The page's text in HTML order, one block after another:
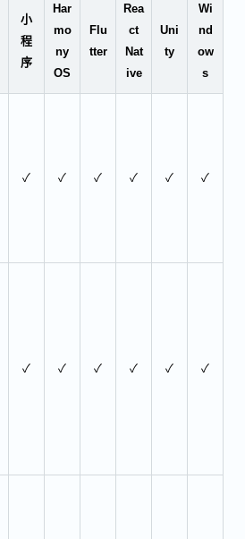
小
程
序
Har
mo
ny
OS
Flu
tter
Rea
ct
Nat
ive
Uni
ty
Wi
nd
ow
s
✓ ✓ ✓ ✓ ✓ ✓
✓ ✓ ✓ ✓ ✓ ✓